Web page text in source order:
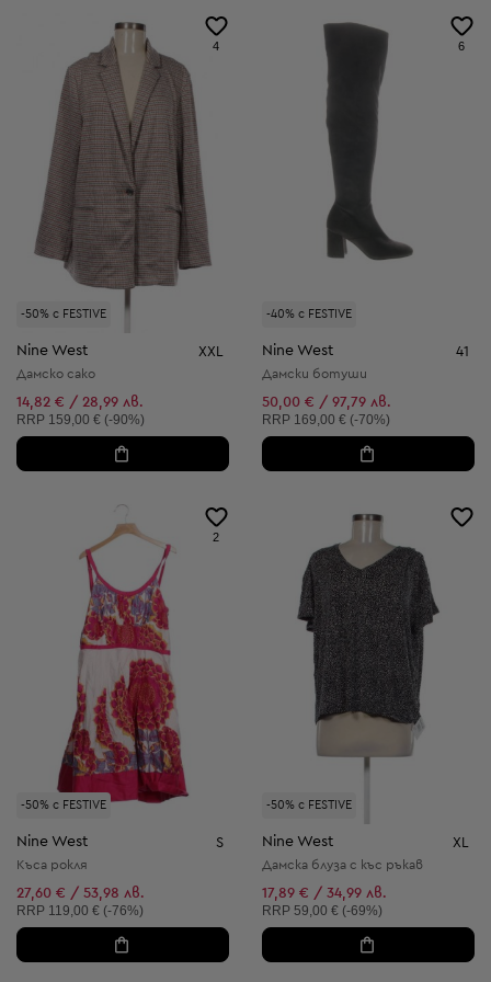
-50% с FESTIVE
4
Nine West XXL
Дамско сако
14,82 € / 28,99 лв.
Препоръчителна цена:
RRP 159,00 € (-90%)
-40% с FESTIVE
6
Nine West 41
Дамски ботуши
50,00 € / 97,79 лв.
Препоръчителна цена:
RRP 169,00 € (-70%)
-50% с FESTIVE
2
Nine West S
Къса рокля
27,60 € / 53,98 лв.
Препоръчителна цена:
RRP 119,00 € (-76%)
-50% с FESTIVE
Nine West XL
Дамска блуза с къс ръкав
17,89 € / 34,99 лв.
Препоръчителна цена:
RRP 59,00 € (-69%)